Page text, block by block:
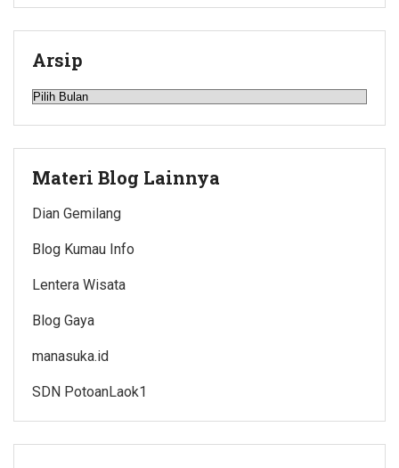
Arsip
Arsip
Materi Blog Lainnya
Dian Gemilang
Blog Kumau Info
Lentera Wisata
Blog Gaya
manasuka.id
SDN PotoanLaok1